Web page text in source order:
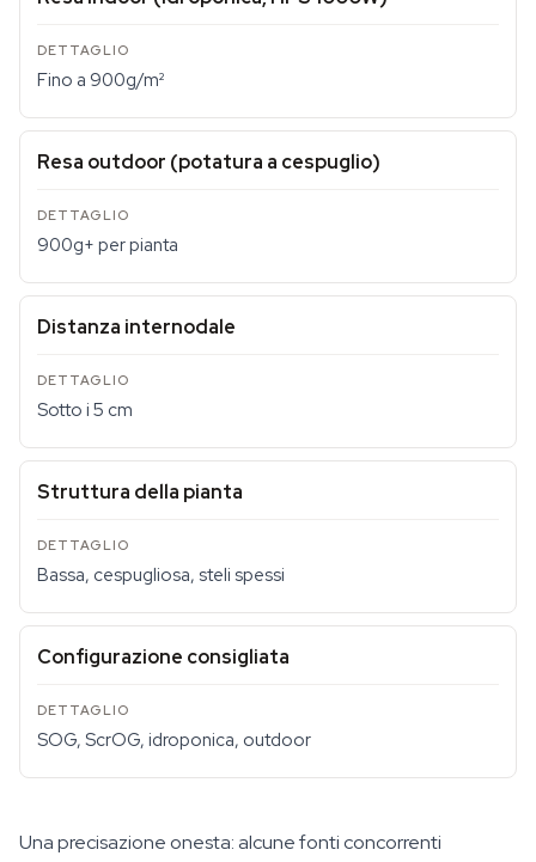
Fino a 900g/m²
Resa outdoor (potatura a cespuglio)
900g+ per pianta
Distanza internodale
Sotto i 5 cm
Struttura della pianta
Bassa, cespugliosa, steli spessi
Configurazione consigliata
SOG, ScrOG, idroponica, outdoor
Una precisazione onesta: alcune fonti concorrenti